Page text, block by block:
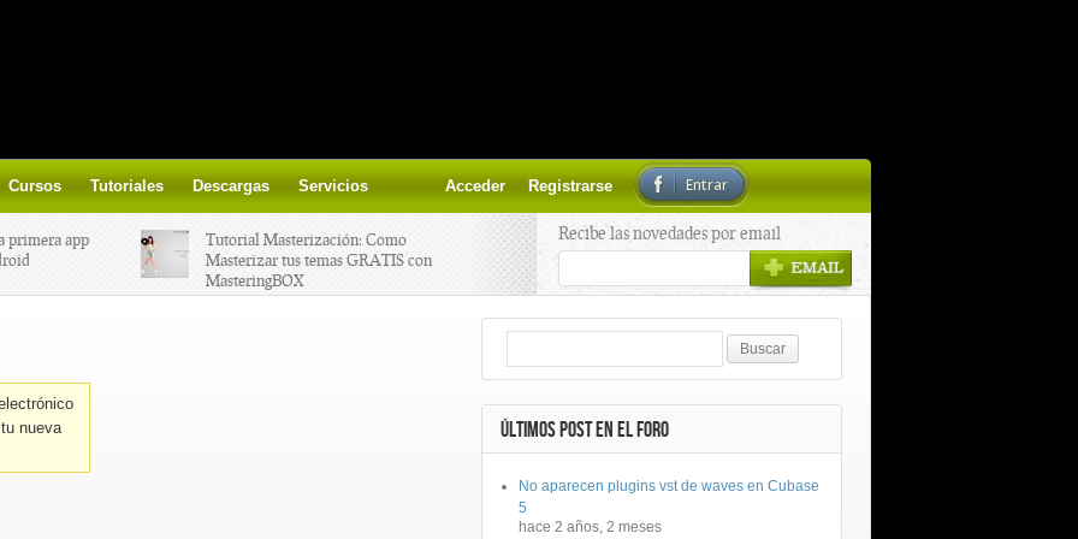
Cursos Tutoriales Descargas Servicios Acceder Registrarse Entrar
primera app
Tutorial Masterización: Como
Masterizar tus temas GRATIS con
MasteringBOX
aprende a
Recibe las novedades por email
nueva
ÚLTIMOS POST EN EL FORO
No aparecen plugins vst de waves en Cubase
5
hace 2 años, 2 meses